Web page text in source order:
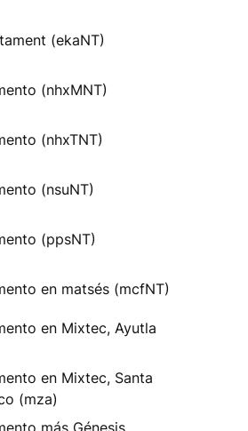
(ekaNT)
(nhxMNT)
(nhxTNT)
(nsuNT)
(ppsNT)
en matsés (mcfNT)
en Mixtec, Ayutla
en Mixtec, Santa
(mza)
más Génesis